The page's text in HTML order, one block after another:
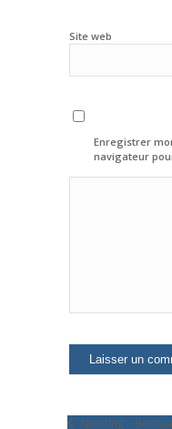
Site web
Enregistrer
navigateur
Sporting – Benfica